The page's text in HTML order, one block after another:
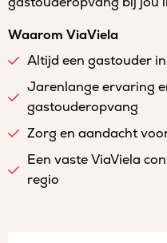
Waarom ViaViela
Altijd een gastouder
Jarenlange ervaring
gastouderopvang
Zorg en aandacht
Een vaste ViaViela
regio